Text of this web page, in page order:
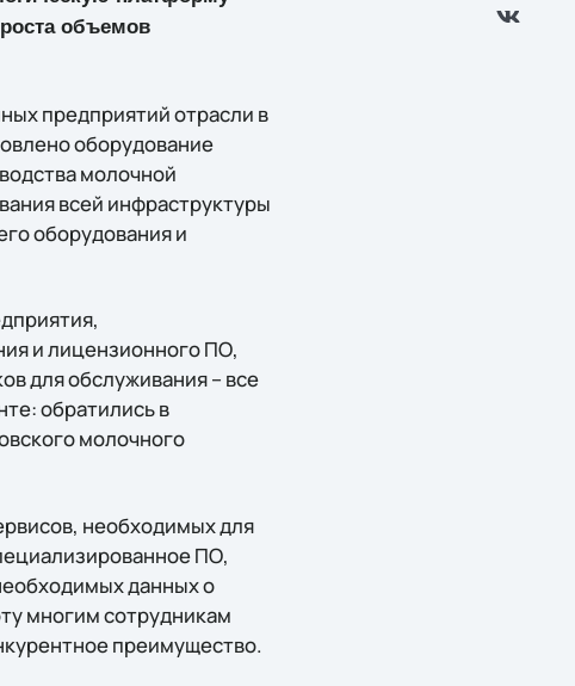
объемов
предприятий отрасли в
оборудование
молочной
всей инфраструктуры
оборудования и
и лицензионного ПО,
для обслуживания – все
обратились в
молочного
необходимых для
ПО,
данных о
многим сотрудникам
преимущество.